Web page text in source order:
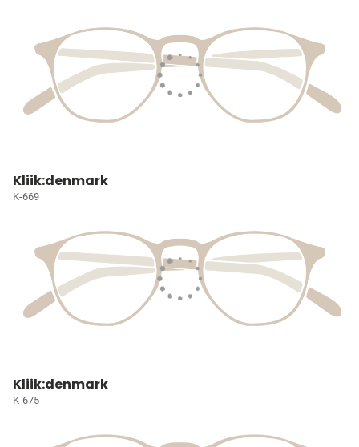
Kliik:denmark
K-669
Kliik:denmark
K-675